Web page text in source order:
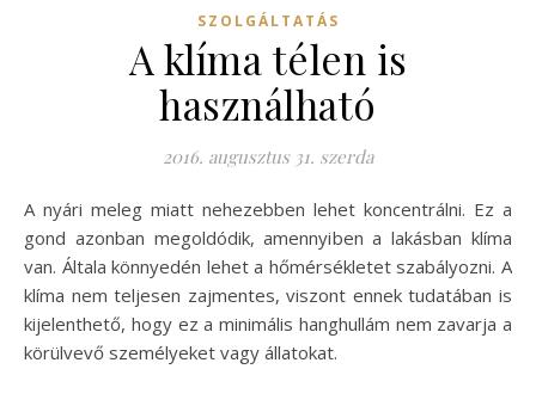
SZOLGÁLTATÁS
A klíma télen is
használható
2016. augusztus 31. szerda
A nyári meleg miatt nehezebben lehet koncentrálni. Ez a
gond azonban megoldódik, amennyiben a lakásban klíma
van. Általa könnyedén lehet a hőmérsékletet szabályozni. A
klíma nem teljesen zajmentes, viszont ennek tudatában is
kijelenthető, hogy ez a minimális hanghullám nem zavarja a
körülvevő személyeket vagy állatokat.